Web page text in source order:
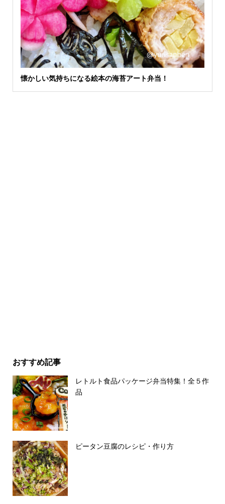
懐かしい気持ちになる絵本の海苔アート弁当！
おすすめ記事
レトルト食品パッケージ弁当特集！全５作
品
ピータン豆腐のレシピ・作り方